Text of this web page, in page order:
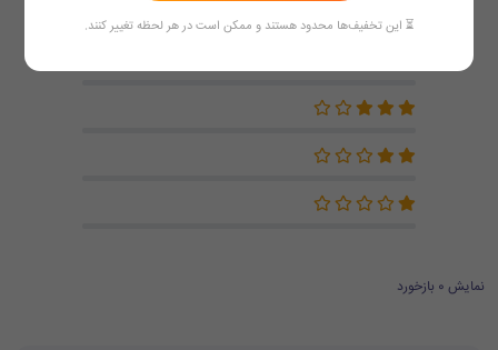
نمایش 0 بازخورد
⏳ این تخفیف‌ها محدود هستند و ممکن است در هر لحظه تغییر کنند.